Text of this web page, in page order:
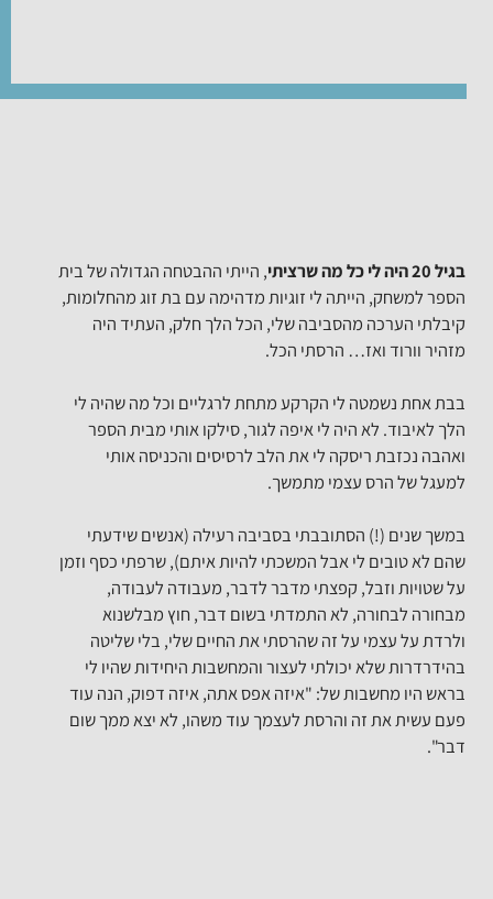
, הייתי ההבטחה הגדולה של בית
הייתה לי זוגיות מדהימה עם בת זוג מהחלומות,
מהסביבה שלי, הכל הלך חלק, העתיד היה
ואז… הרסתי הכל.
לי הקרקע מתחת לרגליים וכל מה שהיה לי
לא היה לי איפה לגור, סילקו אותי מבית הספר
ריסקה לי את הלב לרסיסים והכניסה אותי
הרס עצמי מתמשך.
(!) הסתובבתי בסביבה רעילה (אנשים שידעתי
לי אבל המשכתי להיות איתם), שרפתי כסף וזמן
וזבל, קפצתי מדבר לדבר, מעבודה לעבודה,
לא התמדתי בשום דבר, חוץ מבלשנוא
על זה שהרסתי את החיים שלי, בלי שליטה
שלא יכולתי לעצור והמחשבות היחידות שהיו לי
של: "איזה אפס אתה, איזה דפוק, הנה עוד
את זה והרסת לעצמך עוד משהו, לא יצא ממך שום